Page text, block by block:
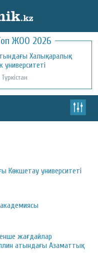
ЖОО 2026
Халықаралық
университеті
ашық университеті
Қала: Қызылорда
Көкшетау университеті
жағдайлар
атындағы Азаматтық